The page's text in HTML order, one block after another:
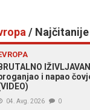
/ Najčitanije
i napao
04. Avg. 2026 0